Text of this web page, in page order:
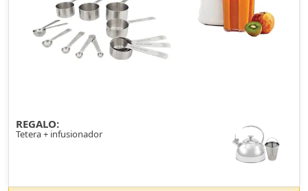
REGALO:
Tetera + infusionador